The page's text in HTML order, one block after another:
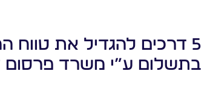
5 דרכים להגדיל את טווח
בתשלום ע”י משרד פרסום